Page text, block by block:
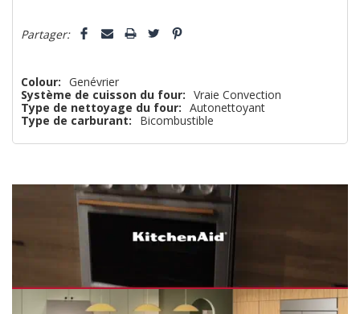
n’en
plus
que
Partager:
Colour: Genévrier
Système de cuisson du four: Vraie Convection
Type de nettoyage du four: Autonettoyant
Type de carburant:
Bicombustible